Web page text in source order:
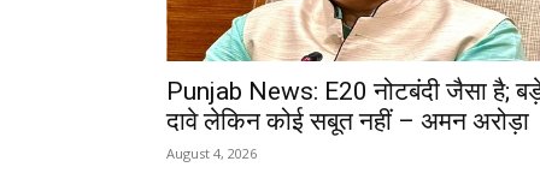
Punjab News: E20 नोटबंदी जैसा है;
दावे लेकिन कोई सबूत नहीं – अमन अरोड़ा
August 4, 2026